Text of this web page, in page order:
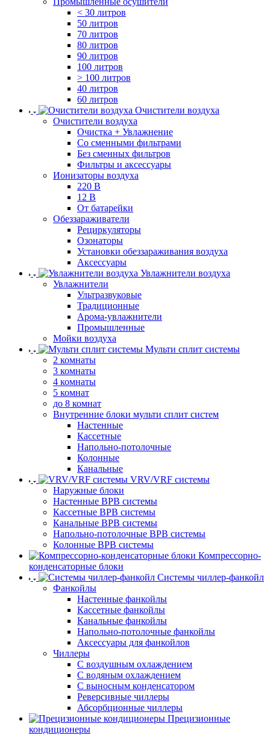
< 30 литров
50 литров
70 литров
80 литров
90 литров
100 литров
> 100 литров
40 литров
60 литров
Очистители воздуха
Очистители воздуха
Очистка + Увлажнение
Cо сменными фильтрами
Без сменных фильтров
Фильтры и аксессуары
Ионизаторы воздуха
220 В
12 В
От батарейки
Обеззараживатели
Рециркуляторы
Озонаторы
Установки обеззараживания воздуха
Аксессуары
Увлажнители воздуха
Увлажнители
Ультразвуковые
Традиционные
Арома-увлажнители
Промышленные
Мойки воздуха
Мульти сплит системы
2 комнаты
3 комнаты
4 комнаты
5 комнат
до 8 комнат
Внутренние блоки мульти сплит систем
Настенные
Кассетные
Напольно-потолочные
Колонные
Канальные
VRV/VRF системы
Наружные блоки
Настенные ВРВ системы
Кассетные ВРВ системы
Канальные ВРВ системы
Напольно-потолочные ВРВ системы
Колонные ВРВ системы
Компрессорно-
конденсаторные блоки
Системы чиллер-фанкойл
Фанкойлы
Настенные фанкойлы
Кассетные фанкойлы
Канальные фанкойлы
Напольно-потолочные фанкойлы
Аксессуары для фанкойлов
Чиллеры
С воздушным охлаждением
С водяным охлаждением
С выносным конденсатором
Реверсивные чиллеры
Абсорбционные чиллеры
Прецизионные
кондиционеры